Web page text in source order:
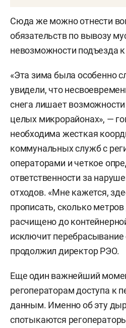
Сюда же можно отнести
обязательств по вывозу
невозможности подъезда
«Эта зима была особенно
увидели, что
снега лишает
целых микрорайонах», —
необходима жесткая
коммунальных служб с
операторами и четкое
ответственности за
отходов. «Мне кажется,
прописать, сколько
расчищено до
исключит перебрасывание
продолжил директор РЭО.
Еще один важнейший
регоператорам доступа к
данным. Именно об эту
спотыкаются